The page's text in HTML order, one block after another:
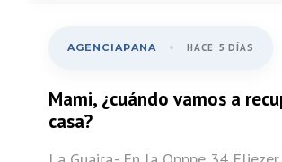
AGENCIAPANA HACE 5 DÍAS
Mami, ¿cuándo vamos a
casa?